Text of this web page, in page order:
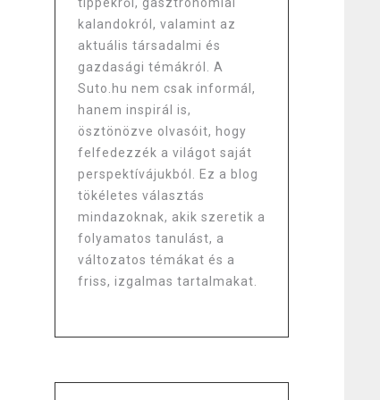
kalandokról, valamint az
aktuális társadalmi és
gazdasági témákról. A
Suto.hu nem csak informál,
hanem inspirál is,
ösztönözve olvasóit, hogy
felfedezzék a világot saját
perspektívájukból. Ez a blog
tökéletes választás
mindazoknak, akik szeretik a
folyamatos tanulást, a
változatos témákat és a
friss, izgalmas tartalmakat.